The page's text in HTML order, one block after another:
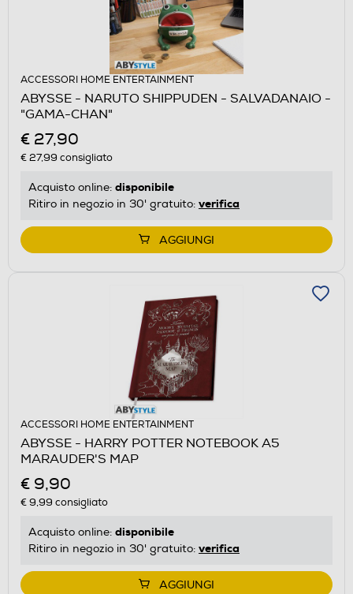
ACCESSORI HOME ENTERTAINMENT
ABYSSE - NARUTO SHIPPUDEN - SALVADANAIO -
"GAMA-CHAN"
€ 27,90
€ 27,99 consigliato
Acquisto online: disponibile
Ritiro in negozio in 30' gratuito: verifica
AGGIUNGI
ACCESSORI HOME ENTERTAINMENT
ABYSSE - HARRY POTTER NOTEBOOK A5
MARAUDER'S MAP
€ 9,90
€ 9,99 consigliato
Acquisto online: disponibile
Ritiro in negozio in 30' gratuito: verifica
AGGIUNGI